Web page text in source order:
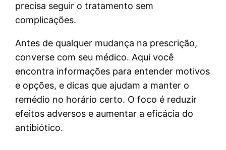
precisa seguir o tratamento sem
complicações.
Antes de qualquer mudança na prescrição,
converse com seu médico. Aqui você
encontra informações para entender motivos
e opções, e dicas que ajudam a manter o
remédio no horário certo. O foco é reduzir
efeitos adversos e aumentar a eficácia do
antibiótico.